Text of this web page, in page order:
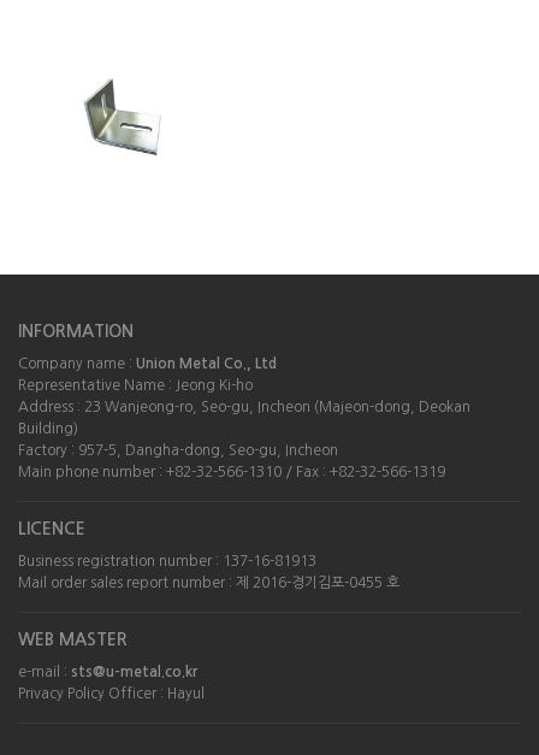
INFORMATION
Company name : Union Metal Co., Ltd
Representative Name : Jeong Ki-ho
Address : 23 Wanjeong-ro, Seo-gu, Incheon (Majeon-dong, Deokan
Building)
Factory : 957-5, Dangha-dong, Seo-gu, Incheon
Main phone number : +82-32-566-1310 / Fax : +82-32-566-1319
LICENCE
Business registration number : 137-16-81913
Mail order sales report number : 제 2016-경기김포-0455 호
WEB MASTER
e-mail : sts@u-metal.co.kr
Privacy Policy Officer : Hayul